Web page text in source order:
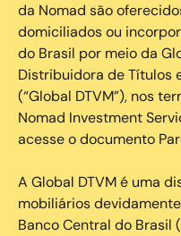
da Nomad são
domiciliados ou
do Brasil por meio da
Distribuidora de Títulos
(“Global DTVM”), nos
Nomad Investment
acesse o documento
A Global DTVM é uma
mobiliários
Banco Central do Brasil